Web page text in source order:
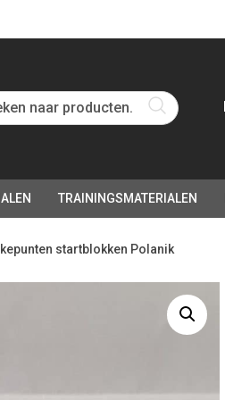
producten...
TRAININGSMATERIALEN
startblokken Polanik